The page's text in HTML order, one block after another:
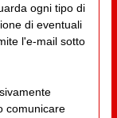
ogni tipo di
di eventuali
l'e-mail sotto
comunicare